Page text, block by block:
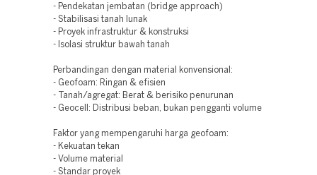
- Pendekatan jembatan (bridge approach)
- Stabilisasi tanah lunak
- Proyek infrastruktur & konstruksi
- Isolasi struktur bawah tanah
Perbandingan dengan material konvensional:
- Geofoam: Ringan & efisien
- Tanah/agregat: Berat & berisiko penurunan
- Geocell: Distribusi beban, bukan pengganti volume
Faktor yang mempengaruhi harga geofoam:
- Kekuatan tekan
- Volume material
- Standar proyek